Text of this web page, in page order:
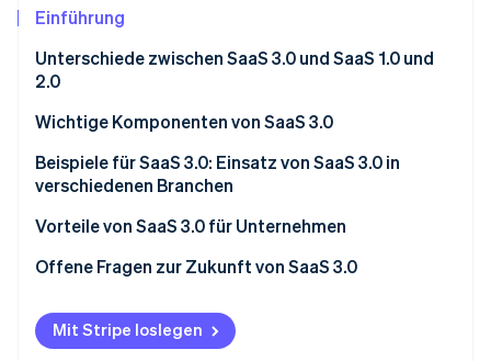
Start-up-Gründung
Climate
CO₂-Entnahme
Erfahren Sie, wie Stripe Lösungen für die
Jetzt ansehen
Partner
Einführung
Unterschiede zwischen SaaS 3.0 und SaaS 1.0 und
2.0
SaaS 1.0
SaaS 2.0
Wichtige Komponenten von SaaS 3.0
Beispiele für SaaS 3.0: Einsatz von SaaS 3.0 in
verschiedenen Branchen
Customer Relationship Management
Marketing und Vertrieb
Personalwesen (HR)
Gesundheitswesen
Vorteile von SaaS 3.0 für Unternehmen
Offene Fragen zur Zukunft von SaaS 3.0
Mit Stripe loslegen